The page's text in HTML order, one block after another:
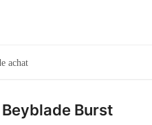
achat
Burst